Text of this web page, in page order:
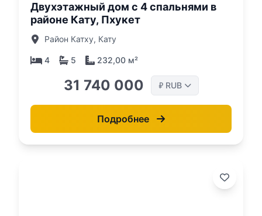
Двухэтажный дом с 4 спальнями в
районе Кату, Пхукет
Район Катху, Кату
4 5 232,00 м²
31 740 000 ₽ RUB
Подробнее